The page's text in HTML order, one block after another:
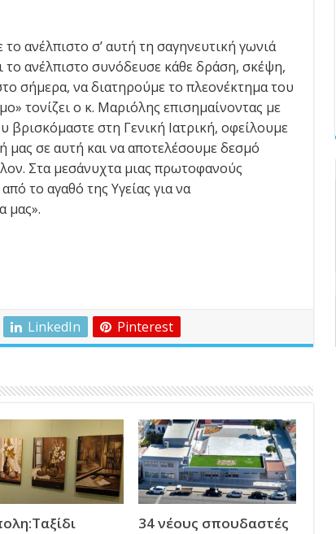
ανέλπιστο σ’ αυτή τη σαγηνευτική γωνιά
το ανέλπιστο συνόδευσε κάθε δράση, σκέψη,
σήμερα, να διατηρούμε το πλεονέκτημα του
τονίζει ο κ. Μαριόλης επισημαίνοντας με
βρισκόμαστε στη Γενική Ιατρική, οφείλουμε
σε αυτή και να αποτελέσουμε δεσμό
Στα μεσάνυχτα μιας πρωτοφανούς
το αγαθό της Υγείας για να
μας».
LinkedIn Pinterest
34 νέους σπουδαστές